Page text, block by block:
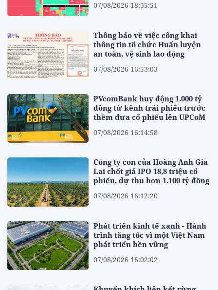
07/08/2026 18:35:51
Thông báo về việc công khai
thông tin tổ chức Huấn luyện
an toàn, vệ sinh lao động
07/08/2026 16:53:03
PVcomBank huy động 1.000 tỷ
đồng từ kênh trái phiếu trước
thềm đưa cổ phiếu lên UPCoM
07/08/2026 16:14:58
Công ty con của Hoàng Anh Gia
Lai chốt giá IPO 18,8 triệu cổ
phiếu, dự thu hơn 1.100 tỷ đồng
07/08/2026 16:12:20
Phát triển kinh tế xanh - Hành
trình tăng tốc vì một Việt Nam
phát triển bền vững
07/08/2026 16:02:02